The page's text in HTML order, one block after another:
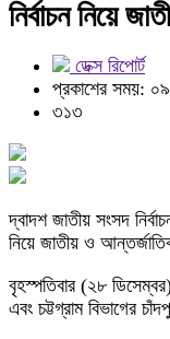
নির্বাচন নিয়ে
ডেক্স রিপোর্ট
প্রকাশের সময়:
৩১৩
দ্বাদশ জাতীয় সংসদ
নিয়ে জাতীয় ও
বৃহস্পতিবার (২৮
এবং চট্টগ্রাম বিভাগের